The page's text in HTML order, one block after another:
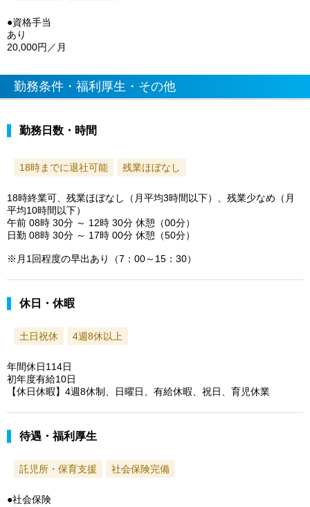
●資格手当
あり
20,000円／月
勤務条件・福利厚生・その他
勤務日数・時間
18時までに退社可能 残業ほぼなし
18時終業可、残業ほぼなし（月平均3時間以下）、残業少なめ（月
平均10時間以下）
午前 08時 30分 ～ 12時 30分 休憩（00分）
日勤 08時 30分 ～ 17時 00分 休憩（50分）
※月1回程度の早出あり（7：00～15：30）
休日・休暇
土日祝休 4週8休以上
年間休日114日
初年度有給10日
【休日休暇】4週8休制、日曜日、有給休暇、祝日、育児休業
待遇・福利厚生
託児所・保育支援 社会保険完備
●社会保険